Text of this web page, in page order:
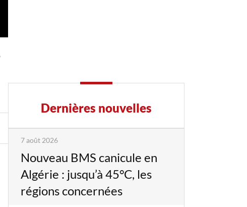
Dernières nouvelles
7 août 2026
Nouveau BMS canicule en
Algérie : jusqu’à 45°C, les
régions concernées